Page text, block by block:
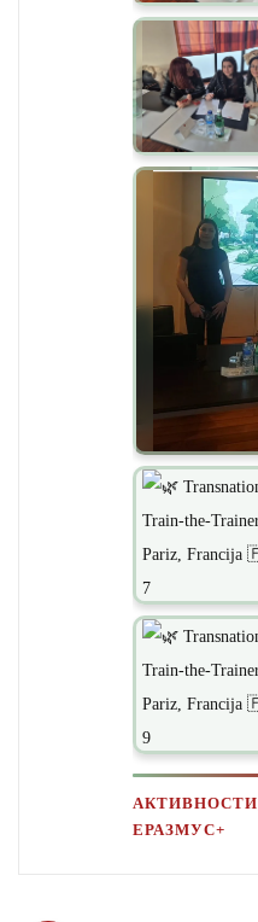
АКТИВНОСТИ
ЕРАЗМУС+